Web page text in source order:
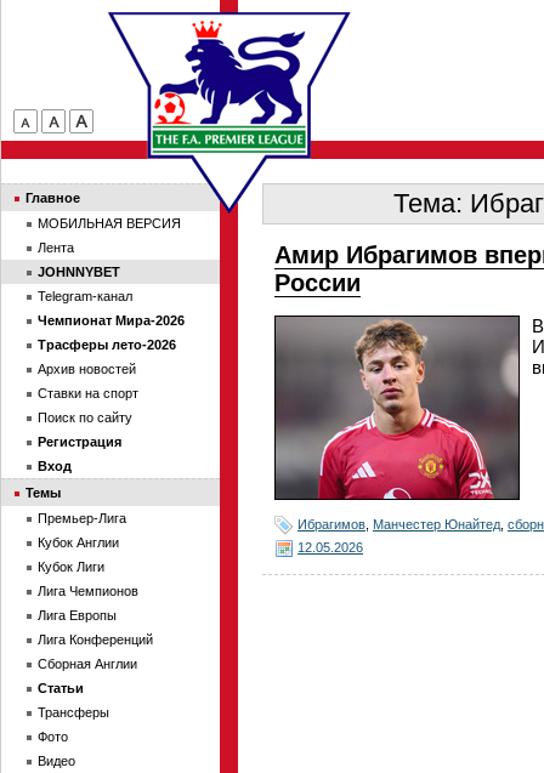
Тема:
Амир Ибрагимов
России
Ибрагимов Манчестер Юнайтед
12.05.2026
Главное
МОБИЛЬНАЯ ВЕРСИЯ
Лента
JOHNNYBET
Telegram-канал
Чемпионат Мира-2026
Трасферы лето-2026
Архив новостей
Ставки на спорт
Поиск по сайту
Регистрация
Вход
Темы
Премьер-Лига
Кубок Англии
Кубок Лиги
Лига Чемпионов
Лига Европы
Лига Конференций
Сборная Англии
Статьи
Трансферы
Фото
Видео